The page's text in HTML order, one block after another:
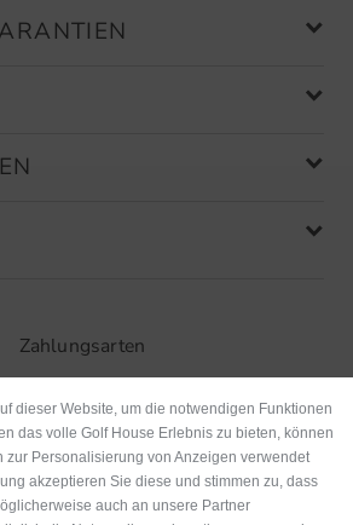
Zahlungsarten
dieser Website, um die notwendigen Funktionen
das volle Golf House Erlebnis zu bieten, können
Personalisierung von Anzeigen verwendet
akzeptieren Sie diese und stimmen zu, dass
auch an unsere Partner